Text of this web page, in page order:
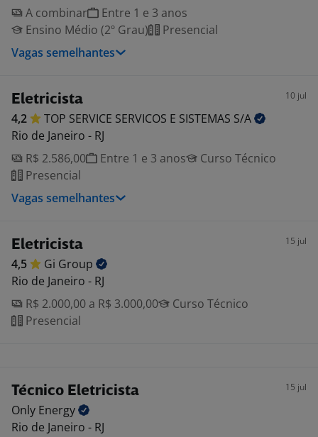
A combinar
Entre 1 e 3 anos
Ensino Médio (2º Grau)
Presencial
Vagas semelhantes
Eletricista 10 jul
4,2 TOP SERVICE SERVICOS E SISTEMAS S/A
Rio de Janeiro - RJ
R$ 2.586,00
Entre 1 e 3 anos
Curso Técnico
Presencial
Vagas semelhantes
Eletricista 15 jul
4,5 Gi Group
Rio de Janeiro - RJ
R$ 2.000,00 a R$ 3.000,00
Curso Técnico
Presencial
Técnico Eletricista 15 jul
Only Energy
Rio de Janeiro - RJ